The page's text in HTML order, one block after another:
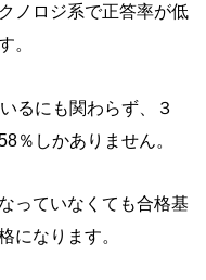
ノロジ系で正答率が低
。
るにも関わらず、３
％しかありません。
っていなくても合格基
になります。